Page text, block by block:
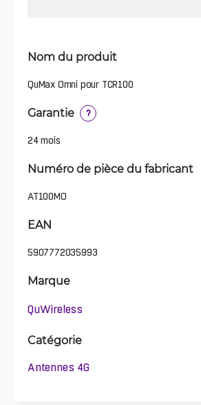
Nom du produit
QuMax Omni pour TCR100
Garantie ?
24 mois
Numéro de pièce du fabricant
AT100MO
EAN
5907772035993
Marque
QuWireless
Catégorie
Antennes 4G